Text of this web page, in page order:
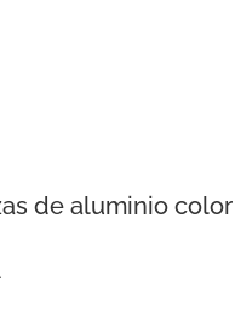
de aluminio